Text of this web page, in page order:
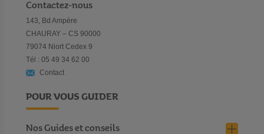
Contactez-nous
143, Bd Ampère
CHAURAY – CS 90000
79074 Niort Cedex 9
Tél : 05 49 34 62 00
Contact
POUR VOUS GUIDER
Nos Guides et conseils